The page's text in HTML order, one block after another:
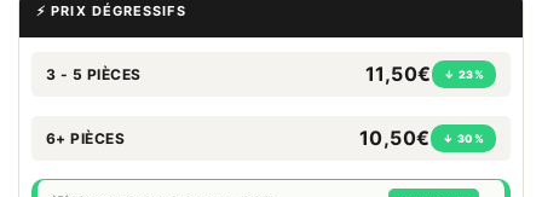
⚡ PRIX DÉGRESSIFS
3 - 5 PIÈCES 11,50€ ↓ 23%
6+ PIÈCES 10,50€ ↓ 30%